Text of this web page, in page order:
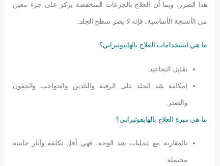
هذا الضرر. وبما أن العلاج بالجرعات المنخفضة يركز على جزء معين
من الأنسجة الأساسية، فإنه لا يضر سطح الجلد.
ما هي استخدامات العلاج بالهايبوثيرابي؟
تقليل التجاعيد.
إمكانية شد الجلد على الرقبة والخدين والحواجب والجفون
والصدر.
ما هي ميزة العلاج بالهايفوثيرابي؟
بالمقارنة مع عمليات شد الوجه، فهي أقل تكلفة وآثار جانبية
محتملة.